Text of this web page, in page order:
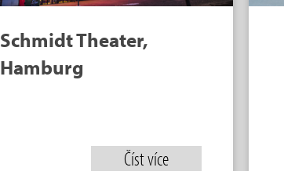
Schmidt Theater,
Hamburg
Číst více